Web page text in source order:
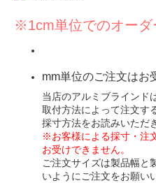
※1cm単位でのオー
mm単位のご注文はお
当店のアルミブラインド
取付方法によって注文す
採寸方法をお読みいただ
※お客様による採寸・注
お受けできません。
ご注文サイズは製品幅と
いようにご注文をお願い